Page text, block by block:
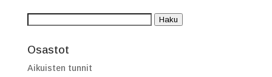
Haku
Osastot
Aikuisten tunnit